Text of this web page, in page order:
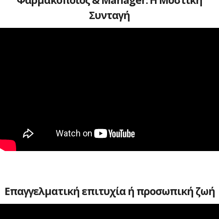
Συνταγή
Επαγγελματική επιτυχία ή προσωπική ζωή